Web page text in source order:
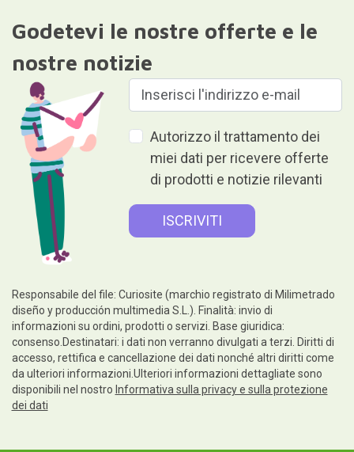
Godetevi le nostre offerte e le
nostre notizie
Autorizzo il trattamento dei
miei dati per ricevere offerte
di prodotti e notizie rilevanti
Responsabile del file: Curiosite (marchio registrato di Milimetrado
diseño y producción multimedia S.L.). Finalità: invio di
informazioni su ordini, prodotti o servizi. Base giuridica:
consenso.Destinatari: i dati non verranno divulgati a terzi. Diritti di
accesso, rettifica e cancellazione dei dati nonché altri diritti come
da ulteriori informazioni.Ulteriori informazioni dettagliate sono
disponibili nel nostro Informativa sulla privacy e sulla protezione
dei dati